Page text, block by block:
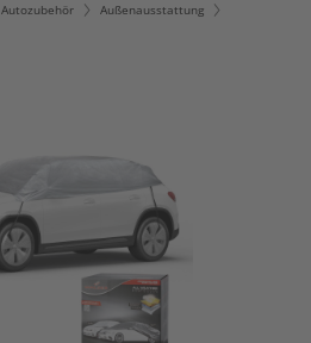
Autozubehör
Außenausstattung